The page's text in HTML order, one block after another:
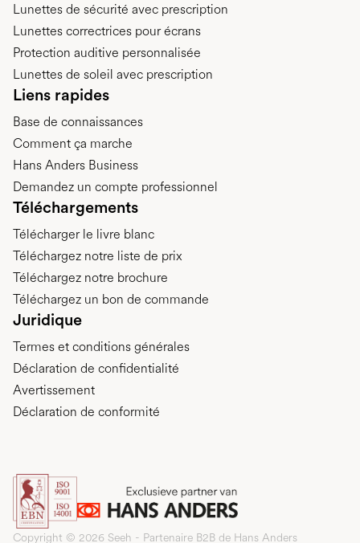
Lunettes de sécurité avec prescription
Lunettes correctrices pour écrans
Protection auditive personnalisée
Lunettes de soleil avec prescription
Liens rapides
Base de connaissances
Comment ça marche
Hans Anders Business
Demandez un compte professionnel
Téléchargements
Télécharger le livre blanc
Téléchargez notre liste de prix
Téléchargez notre brochure
Téléchargez un bon de commande
Juridique
Termes et conditions générales
Déclaration de confidentialité
Avertissement
Déclaration de conformité
Copyright © 2026 Seeh - Partenaire B2B de Hans Anders